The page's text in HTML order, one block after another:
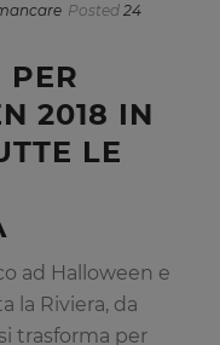
Posted 24
PER
2018 IN
LE
ad Halloween e
la Riviera, da
trasforma per